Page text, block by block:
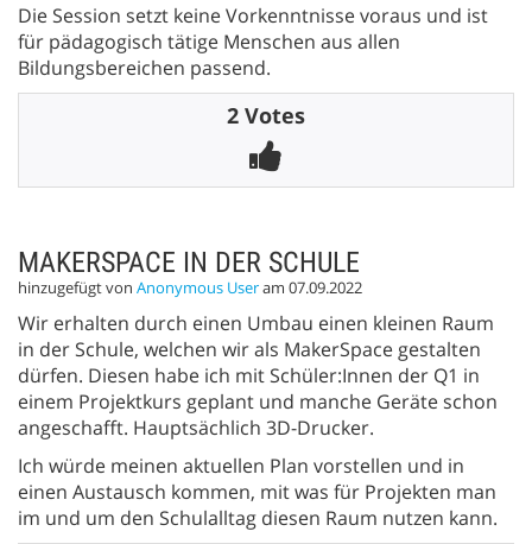
Die Session setzt keine Vorkenntnisse voraus und ist
für pädagogisch tätige Menschen aus allen
Bildungsbereichen passend.
2 Votes
MAKERSPACE IN DER SCHULE
hinzugefügt von Anonymous Useram 07.09.2022
Wir erhalten durch einen Umbau einen kleinen Raum
in der Schule, welchen wir als MakerSpace gestalten
dürfen. Diesen habe ich mit Schüler:Innen der Q1 in
einem Projektkurs geplant und manche Geräte schon
angeschafft. Hauptsächlich 3D-Drucker.
Ich würde meinen aktuellen Plan vorstellen und in
einen Austausch kommen, mit was für Projekten man
im und um den Schulalltag diesen Raum nutzen kann.